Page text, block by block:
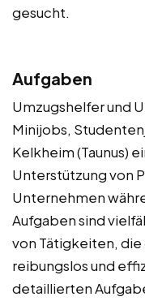
gesucht.
Aufgaben
Umzugshelfer und
Minijobs,
Kelkheim (Taunus)
Unterstützung von
Unternehmen
Aufgaben sind
von Tätigkeiten, die
reibungslos und
detaillierten